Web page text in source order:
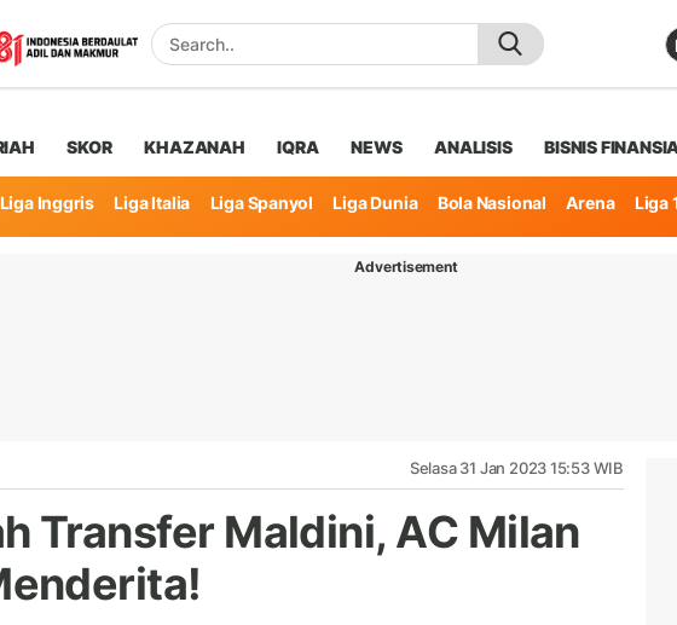
SKOR KHAZANAH IQRA NEWS ANALISIS BISNIS
Liga Inggris Liga Italia Liga Spanyol Liga Dunia Bola Nasional Arena
Liga
Advertisement
Selasa 31 Jan 2023 15:53 WIB
Transfer Maldini, AC Milan